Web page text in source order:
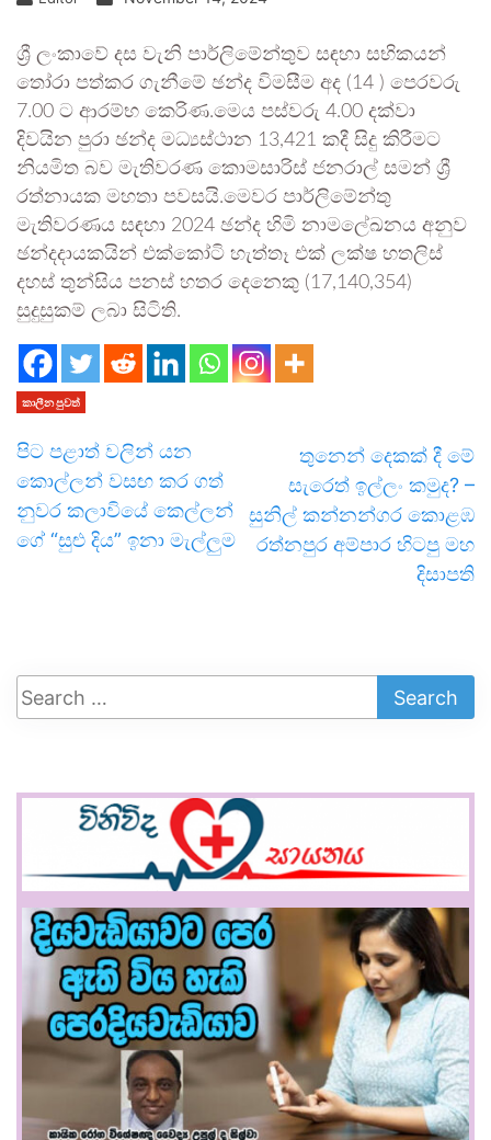
ශ්‍රී ලංකාවේ දස වැනි පාර්ලිමේන්තුව සඳහා සභිකයන්
තෝරා පත්කර ගැනීමේ ඡන්ද විමසීම අද (14 ) පෙරවරු
7.00 ට ආරම්භ කෙරිණ.මෙය පස්වරු 4.00 දක්වා
දිවයින පුරා ඡන්ද මධ්‍යස්ථාන 13,421 කදී සිදු කිරීමට
නියමිත බව මැතිවරණ කොමසාරිස් ජනරාල් සමන් ශ්‍රී
රත්නායක මහතා පවසයි.මෙවර පාර්ලිමේන්තු
මැතිවරණය සඳහා 2024 ඡන්ද හිමි නාමලේඛනය අනුව
ඡන්දදායකයින් එක්කෝටි හැත්තෑ එක් ලක්ෂ හතලිස්
දහස් තුන්සිය පනස් හතර දෙනෙකු (17,140,354)
සුදුසුකම් ලබා සිටිති.
කාලීන පුවත්
පිට පළාත් වලින් යන
කොල්ලන් වසඟ කර ගත්
නුවර කලාවියේ කෙල්ලන්
ගේ “සුළු දිය” ඉනා මැල්ලුම
තුනෙන් දෙකක් දී මේ
සැරෙත් ඉල්ලං කමුද? –
සුනිල් කන්නන්ගර කොළඹ
රත්නපුර අම්පාර හිටපු මහ
දිසාපති